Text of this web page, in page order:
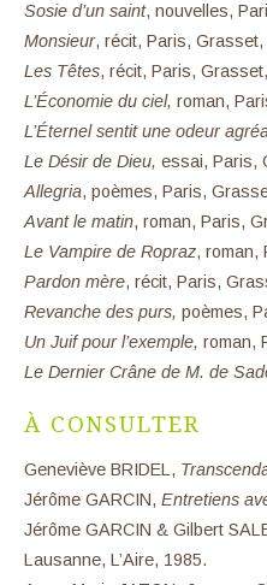
Sosie d’un saint, nouvelles,
Monsieur, récit, Paris, Grasset,
Les Têtes, récit, Paris,
L’Économie du ciel, roman,
L’Éternel sentit une odeur
Le Désir de Dieu, essai, Paris,
Allegria, poèmes, Paris,
Avant le matin, roman, Paris,
Le Vampire de Ropraz, roman,
Pardon mère, récit, Paris,
Revanche des purs, poèmes,
Un Juif pour l’exemple, roman,
Le Dernier Crâne de M. de
À CONSULTER
Geneviève BRIDEL,
Jérôme GARCIN, Entretiens
Jérôme GARCIN & Gilbert
Lausanne, L’Aire, 1985.